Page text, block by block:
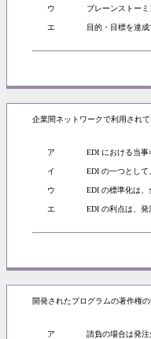
ウ ブレーンストー
エ 目的・目標を達
企業間ネットワークで利用され
ア EDI における当
イ EDI の一つとし
ウ EDI の標準化は
エ EDI の利点は、
開発されたプログラムの著作権
ア 請負の場合は発注